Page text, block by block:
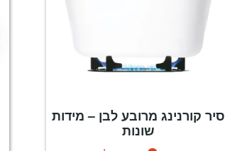
סיר קורנינג מרובע לבן – מידות
שונות